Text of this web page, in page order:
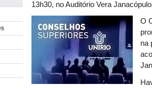
13h30, no Auditório Vera
O
na